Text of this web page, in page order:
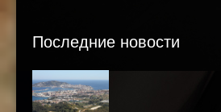
Последние новости